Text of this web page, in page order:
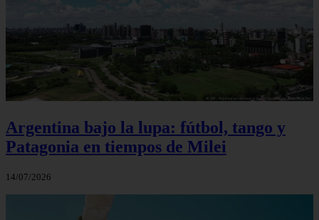
Argentina bajo la lupa: fútbol, tango y
Patagonia en tiempos de Milei
14/07/2026